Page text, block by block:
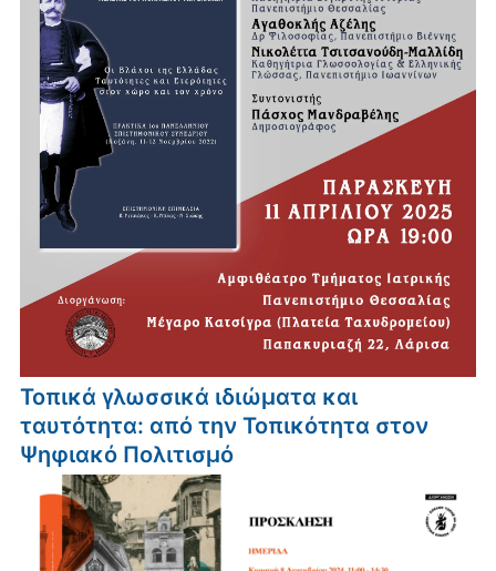
Τοπικά γλωσσικά ιδιώματα και
ταυτότητα: από την Τοπικότητα στον
Ψηφιακό Πολιτισμό